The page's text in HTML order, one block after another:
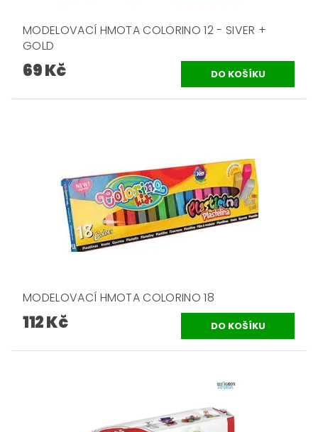
MODELOVACÍ HMOTA COLORINO 12 - SIVER +
GOLD
69 Kč
MODELOVACÍ HMOTA COLORINO 18
112 Kč